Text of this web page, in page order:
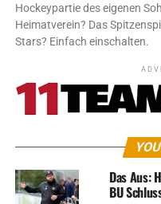
Hockeypartie des eigenen
Heimatverein? Das
Stars? Einfach einschalten.
Das Aus:
BU